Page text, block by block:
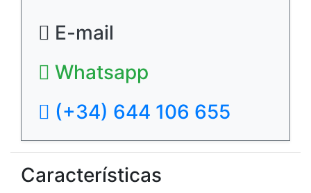
E-mail
Whatsapp
(+34) 644 106 655
Características